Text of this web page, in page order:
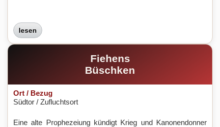
lesen
Fiehens
Büschken
Ort / Bezug
Südtor / Zufluchtsort
Eine alte Prophezeiung kündigt Krieg und Kanonendonner